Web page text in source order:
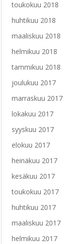
toukokuu 2018
huhtikuu 2018
maaliskuu 2018
helmikuu 2018
tammikuu 2018
joulukuu 2017
marraskuu 2017
lokakuu 2017
syyskuu 2017
elokuu 2017
heinäkuu 2017
kesäkuu 2017
toukokuu 2017
huhtikuu 2017
maaliskuu 2017
helmikuu 2017